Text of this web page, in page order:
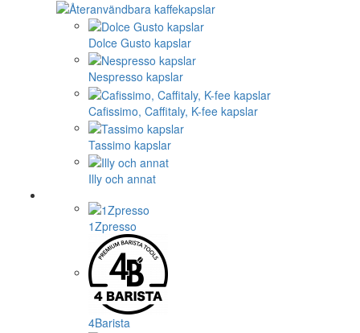
Dolce Gusto kapslar
Nespresso kapslar
Cafissimo, Caffitaly, K-fee kapslar
Tassimo kapslar
Illy och annat
1Zpresso
4Barista